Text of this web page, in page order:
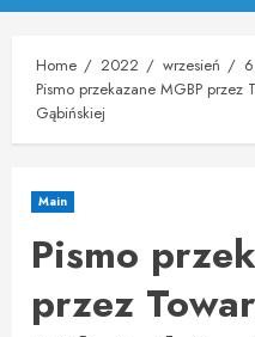
Menu
Home 2022 wrzesień
6
Pismo przekazane MGBP przez
Gąbińskiej
Main
Pismo
przez